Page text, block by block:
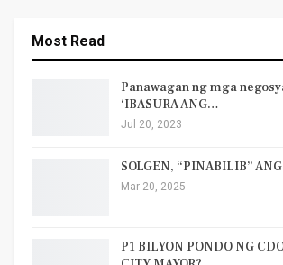
Most Read
Panawagan ng mga
‘IBASURA ANG…
Jul 20, 2023
SOLGEN, “PINABILIB”
Mar 20, 2025
P1 BILYON PONDO NG